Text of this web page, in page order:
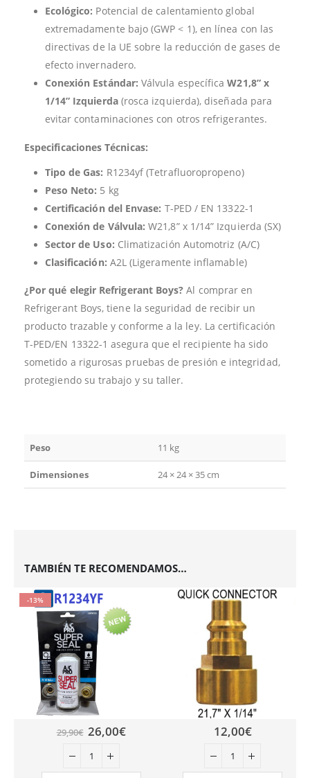
Ecológico: Potencial de calentamiento global
extremadamente bajo (GWP < 1), en línea con las
directivas de la UE sobre la reducción de gases de
efecto invernadero.
Conexión Estándar: Válvula específicaW21,8” x
1/14” Izquierda(rosca izquierda), diseñada para
evitar contaminaciones con otros refrigerantes.
Especificaciones Técnicas:
Tipo de Gas: R1234yf (Tetrafluoropropeno)
Peso Neto: 5 kg
Certificación del Envase: T-PED / EN 13322-1
Conexión de Válvula: W21,8” x 1/14” Izquierda (SX)
Sector de Uso: Climatización Automotriz (A/C)
Clasificación: A2L (Ligeramente inflamable)
¿Por qué elegir Refrigerant Boys? Al comprar en
Refrigerant Boys, tiene la seguridad de recibir un
producto trazable y conforme a la ley. La certificación
T-PED/EN 13322-1 asegura que el recipiente ha sido
sometido a rigurosas pruebas de presión e integridad,
protegiendo su trabajo y su taller.
Peso 11 kg
Dimensiones 24 × 24 × 35 cm
TAMBIÉN TE RECOMENDAMOS…
-13%
29,90€ 26,00€ 12,00€